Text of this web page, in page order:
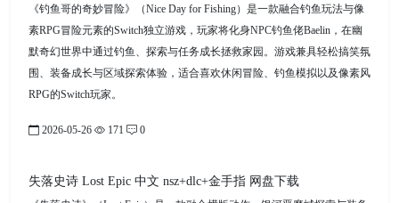
《钓鱼哥的奇妙冒险》（Nice Day for Fishing）是一款融合钓鱼玩法与像
素RPG冒险元素的Switch独立游戏，玩家将化身NPC钓鱼佬Baelin，在幽
默奇幻世界中通过钓鱼、探索与任务成长拯救家园。游戏兼具轻松搞笑氛
围、装备成长与区域探索体验，适合喜欢休闲冒险、钓鱼模拟以及像素风
RPG的Switch玩家。
2026-05-26 171 0
失落史诗 Lost Epic 中文 nsz+dlc+金手指 网盘下载